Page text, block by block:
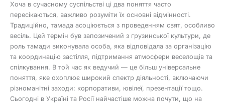
Хоча в сучасному суспільстві ці два поняття часто
пересікаються, важливо розуміти їх основні відмінності.
Традиційно, тамада асоціюється з проведенням свят, особливо
весіль. Цей термін був запозичений з грузинської культури, де
роль тамади виконувала особа, яка відповідала за організацію
та координацію застілля, підтримання атмосфери веселощів та
спілкування. В той час як ведучий — це більш універсальне
поняття, яке охоплює широкий спектр діяльності, включаючи
різноманітні заходи: корпоративи, ювілеї, презентації тощо.
Сьогодні в Україні та Росії найчастіше можна почути, що на